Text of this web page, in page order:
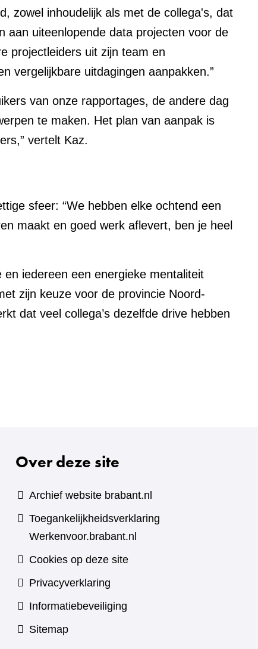
zowel inhoudelijk als met de collega's, dat
aan uiteenlopende data projecten voor de
projectleiders uit zijn team en
vergelijkbare uitdagingen aanpakken.”
van onze rapportages, de andere dag
te maken. Het plan van aanpak is
vertelt Kaz.
sfeer: “We hebben elke ochtend een
maakt en goed werk aflevert, ben je heel
iedereen een energieke mentaliteit
zijn keuze voor de provincie Noord-
dat veel collega’s dezelfde drive hebben
Over deze site
Archief website brabant.nl
Toegankelijkheidsverklaring
Werkenvoor.brabant.nl
Cookies op deze site
Privacyverklaring
Informatiebeveiliging
Sitemap